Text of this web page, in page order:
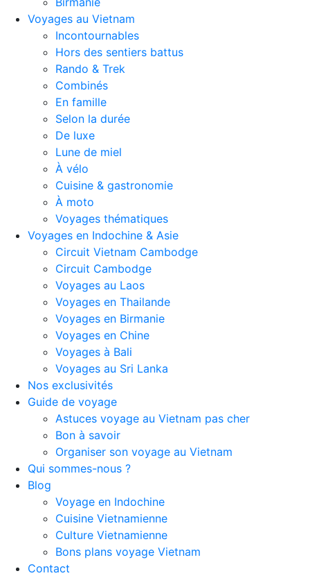
Voyages au Vietnam
Incontournables
Hors des sentiers battus
Rando & Trek
Combinés
En famille
Selon la durée
De luxe
Lune de miel
À vélo
Cuisine & gastronomie
À moto
Voyages thématiques
Voyages en Indochine & Asie
Circuit Vietnam Cambodge
Circuit Cambodge
Voyages au Laos
Voyages en Thailande
Voyages en Birmanie
Voyages en Chine
Voyages à Bali
Voyages au Sri Lanka
Nos exclusivités
Guide de voyage
Astuces voyage au Vietnam pas cher
Bon à savoir
Organiser son voyage au Vietnam
Qui sommes-nous ?
Blog
Voyage en Indochine
Cuisine Vietnamienne
Culture Vietnamienne
Bons plans voyage Vietnam
Contact